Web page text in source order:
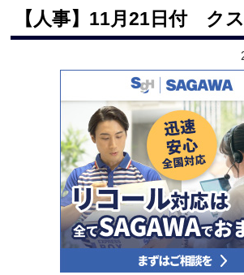
【人事】11月21日付 ク